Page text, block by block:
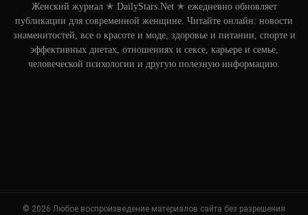
Женский журнал ✭ DailyStars.Net ✭ ежедневно обновляет
публикации для современной женщине. Читайте онлайн: новости
знаменитостей, все о красоте и моде, здоровье и питании, спорте и
эффективных диетах, отношениях и сексе, карьере и семье,
человеческой психологии и другую полезную информацию.
© 2026 Любое воспроизведение материалов сайта без разрешения